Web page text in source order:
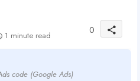
1 minute read 0 share
code (Google Ads)